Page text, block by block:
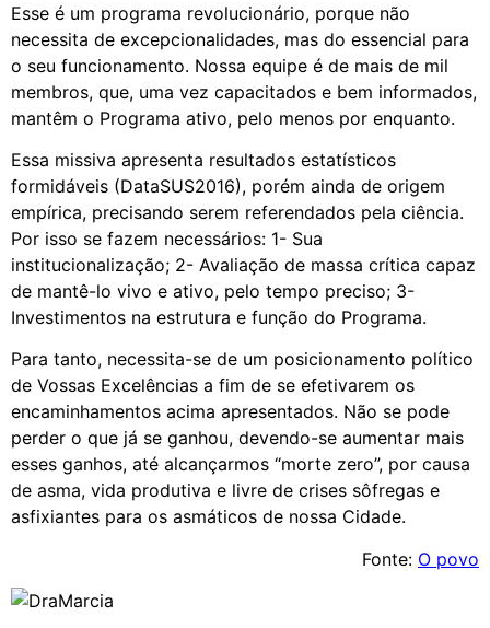
Esse é um programa revolucionário, porque não
necessita de excepcionalidades, mas do essencial para
o seu funcionamento. Nossa equipe é de mais de mil
membros, que, uma vez capacitados e bem informados,
mantêm o Programa ativo, pelo menos por enquanto.
Essa missiva apresenta resultados estatísticos
formidáveis (DataSUS2016), porém ainda de origem
empírica, precisando serem referendados pela ciência.
Por isso se fazem necessários: 1- Sua
institucionalização; 2- Avaliação de massa crítica capaz
de mantê-lo vivo e ativo, pelo tempo preciso; 3-
Investimentos na estrutura e função do Programa.
Para tanto, necessita-se de um posicionamento político
de Vossas Excelências a fim de se efetivarem os
encaminhamentos acima apresentados. Não se pode
perder o que já se ganhou, devendo-se aumentar mais
esses ganhos, até alcançarmos “morte zero”, por causa
de asma, vida produtiva e livre de crises sôfregas e
asfixiantes para os asmáticos de nossa Cidade.
Fonte: O povo